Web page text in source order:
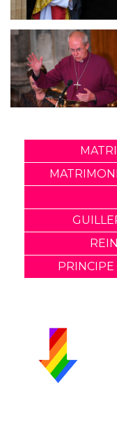
PRINCIPE